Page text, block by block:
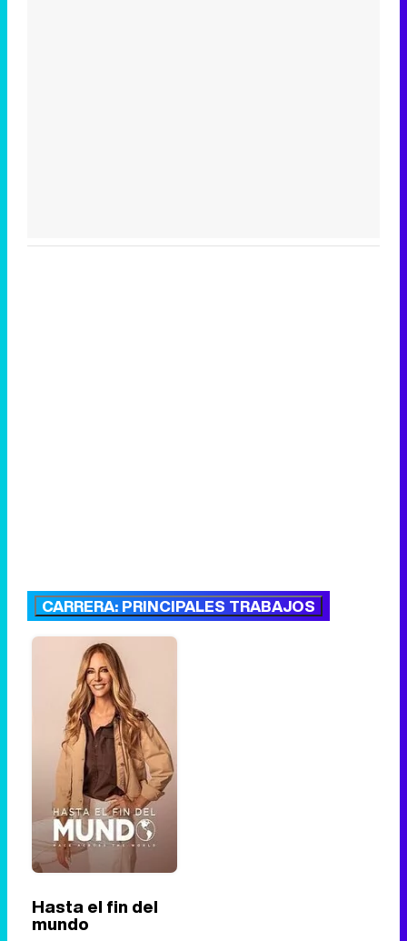
CARRERA: PRINCIPALES TRABAJOS
Hasta el fin del
mundo